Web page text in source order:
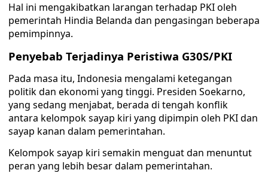
Hal ini mengakibatkan larangan terhadap PKI oleh
pemerintah Hindia Belanda dan pengasingan beberapa
pemimpinnya.
Penyebab Terjadinya Peristiwa G30S/PKI
Pada masa itu, Indonesia mengalami ketegangan
politik dan ekonomi yang tinggi. Presiden Soekarno,
yang sedang menjabat, berada di tengah konflik
antara kelompok sayap kiri yang dipimpin oleh PKI dan
sayap kanan dalam pemerintahan.
Kelompok sayap kiri semakin menguat dan menuntut
peran yang lebih besar dalam pemerintahan.